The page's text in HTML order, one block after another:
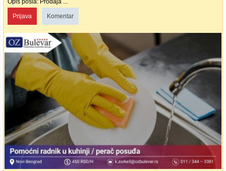
Opis posla: Prodaja ...
Prijava Komentar